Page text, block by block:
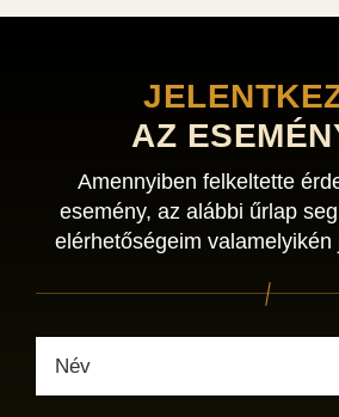
AZ
Amennyiben felkeltette
esemény, az alábbi űrlap
elérhetőségeim valamelyikén